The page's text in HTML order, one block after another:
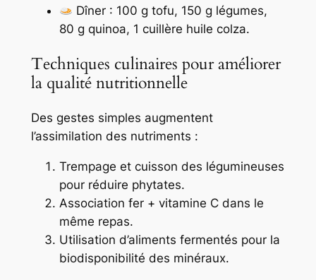
Dîner : 100 g tofu, 150 g légumes,
80 g quinoa, 1 cuillère huile colza.
Techniques culinaires pour améliorer
la qualité nutritionnelle
Des gestes simples augmentent
l’assimilation des nutriments :
Trempage et cuisson des légumineuses
pour réduire phytates.
Association fer + vitamine C dans le
même repas.
Utilisation d’aliments fermentés pour la
biodisponibilité des minéraux.